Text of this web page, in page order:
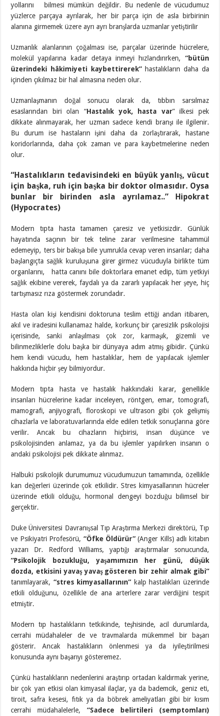
yollarını bilmesi mümkün değildir. Bu nedenle de vücudumuz
yüzlerce parçaya ayrılarak, her bir parça için de asla birbirinin
alanına girmemek üzere ayrı ayrı branşlarda uzmanlar yetiştirilir
Uzmanlık alanlarının çoğalması ise, parçalar üzerinde hücrelere,
molekül yapılarına kadar detaya inmeyi hızlandırırken, “bütün
üzerindeki hâkimiyeti kaybettirerek” hastalıkların daha da
içinden çıkılmaz bir hal almasına neden olur.
Uzmanlaşmanın doğal sonucu olarak da, tıbbın sarsılmaz
esaslarından biri olan “Hastalık yok, hasta var” ilkesi pek
dikkate alınmayarak, her uzman sadece kendi branşı ile ilgilenir.
Bu durum ise hastaların işini daha da zorlaştırarak, hastane
koridorlarında, daha çok zaman ve para kaybetmelerine neden
olur.
“Hastalıkların tedavisindeki en büyük yanlış, vücut
için başka, ruh için başka bir doktor olmasıdır. Oysa
bunlar bir birinden asla ayrılamaz..” Hipokrat
(Hypocrates)
Modern tıpta hasta tamamen çaresiz ve yetkisizdir. Günlük
hayatında saçının bir tek teline zarar verilmesine tahammül
edemeyip, ters bir bakışa bile yumrukla cevap veren insanlar; daha
başlangıçta sağlık kuruluşuna girer girmez vücuduyla birlikte tüm
organlarını, hatta canını bile doktorlara emanet edip, tüm yetkiyi
sağlık ekibine vererek, faydalı ya da zararlı yapılacak her şeye, hiç
tartışmasız rıza göstermek zorundadır.
Hasta olan kişi kendisini doktoruna teslim ettiği andan itibaren,
akıl ve iradesini kullanamaz halde, korkunç bir çaresizlik psikolojisi
içerisinde, sanki anlaşılması çok zor, karmaşık, gizemli ve
bilinmezliklerle dolu başka bir dünyaya adım atmış gibidir. Çünkü
hem kendi vücudu, hem hastalıklar, hem de yapılacak işlemler
hakkında hiçbir şey bilmiyordur.
Modern tıpta hasta ve hastalık hakkındaki karar, genellikle
insanları hücrelerine kadar inceleyen, röntgen, emar, tomografi,
mamografi, anjiyografi, floroskopi ve ultrason gibi çok gelişmiş
cihazlarla ve laboratuvarlarında elde edilen tetkik sonuçlarına göre
verilir. Ancak bu cihazların hiçbirisi, insan düşünce ve
psikolojisinden anlamaz, ya da bu işlemler yapılırken insanın o
andaki psikolojisi pek dikkate alınmaz.
Halbuki psikolojik durumumuz vücudumuzun tamamında, özellikle
kan değerleri üzerinde çok etkilidir. Stres kimyasallarının hücreler
üzerinde etkili olduğu, hormonal dengeyi bozduğu bilimsel bir
gerçektir.
Duke Üniversitesi Davranışsal Tıp Araştırma Merkezi direktörü, Tıp
ve Psikiyatri Profesörü, “Öfke Öldürür”(Anger Kills) adlı kitabın
yazarı Dr. Redford Williams, yaptığı araştırmalar sonucunda,
“Psikolojik bozukluğu, yaşamımızın her günü, düşük
dozda, etkisini yavaş yavaş gösteren bir zehir almak gibi”
tanımlayarak, “stres kimyasallarının” kalp hastalıkları üzerinde
etkili olduğunu, özellikle de ana arterlere zarar verdiğini tespit
etmiştir.
Modern tıp hastalıkların tetkikinde, teşhisinde, acil durumlarda,
cerrahi müdahaleler de ve travmalarda mükemmel bir başarı
gösterir. Ancak hastalıkların önlenmesi ya da iyileştirilmesi
konusunda aynı başarıyı gösteremez.
Çünkü hastalıkların nedenlerini araştırıp ortadan kaldırmak yerine,
bir çok yan etkisi olan kimyasal ilaçlar, ya da bademcik, geniz eti,
tiroit, safra kesesi, fıtık ya da böbrek ameliyatları gibi bir kısım
cerrahi müdahalelerle, “Sadece belirtileri (semptomları)